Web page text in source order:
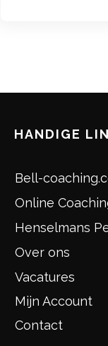
HANDIGE
Bell-
Online
Henselmans
Over ons
Vacatures
Mijn Account
Contact